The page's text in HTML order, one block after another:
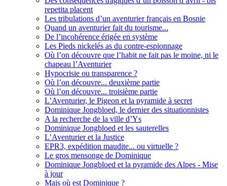
repetita placent
Les tribulations d’un aventurier français en Bosnie
Quand un aventurier fait du tourisme...
De l’incohérence érigée en système
Les Pieds nickelés as du contre-espionnage
Où l’on découvre que l’habit ne fait pas le moine, ni le
chapeau l’Aventurier
Hypocrisie ou transparence ?
Où l’on découvre... deuxième partie
Où l’on découvre... troisième partie
L’Aventurier, le Pigeon et la pyramide à secret
Dominique Jongbloed, le dernier des situationnistes
A la recherche de la ville d’Ys
Dominique Jongbloed et les sauterelles
L’Aventurier et la Justice
EPR3, expédition maudite... ou virtuelle ?
Le gros mensonge de Dominique
Dominique Jongbloed et la pyramide des Alpes - Mise
à jour
Mais où est Dominique ?